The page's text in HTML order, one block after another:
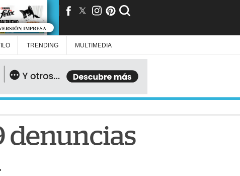
IMPRESA
TRENDING MULTIMEDIA
denuncias